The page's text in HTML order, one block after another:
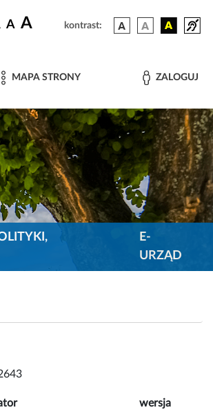
A A kontrast:
MAPA STRONY ZALOGUJ
E-
URZĄD
wersja